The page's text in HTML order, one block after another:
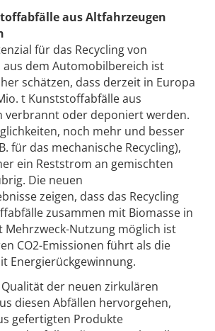
aus Altfahrzeugen
für das Recycling von
dem Automobilbereich ist
schätzen, dass derzeit in Europa
t Kunststoffabfälle aus
verbrannt oder deponiert werden.
noch mehr und besser
für das mechanische Recycling),
ein Reststrom an gemischten
Die neuen
zeigen, dass das Recycling
zusammen mit Biomasse in
Mehrzweck-Nutzung möglich ist
CO2-Emissionen führt als die
Energierückgewinnung.
der neuen zirkulären
diesen Abfällen hervorgehen,
gefertigten Produkte